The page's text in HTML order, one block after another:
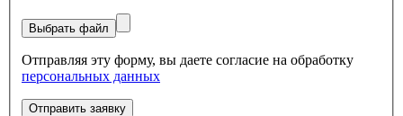
Выбрать файл
Отправляя эту форму, вы даете согласие на обработку
персональных данных
Отправить заявку